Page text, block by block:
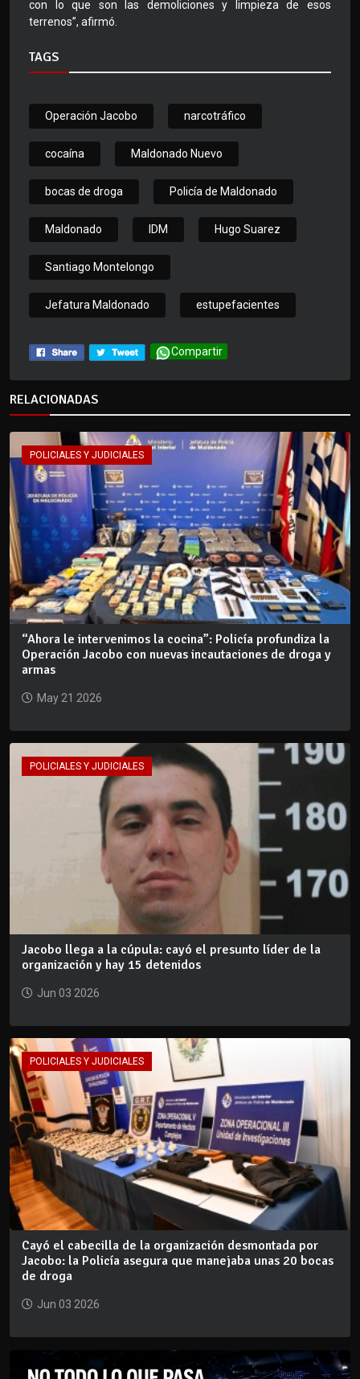
con lo que son las demoliciones y limpieza de esos
terrenos”, afirmó.
TAGS
Operación Jacobo narcotráfico
cocaína Maldonado Nuevo
bocas de droga Policía de Maldonado
Maldonado IDM Hugo Suarez
Santiago Montelongo
Jefatura Maldonado estupefacientes
Compartir
RELACIONADAS
POLICIALES Y JUDICIALES
“Ahora le intervenimos la cocina”: Policía profundiza la
Operación Jacobo con nuevas incautaciones de droga y
armas
May 21 2026
POLICIALES Y JUDICIALES
Jacobo llega a la cúpula: cayó el presunto líder de la
organización y hay 15 detenidos
Jun 03 2026
POLICIALES Y JUDICIALES
Cayó el cabecilla de la organización desmontada por
Jacobo: la Policía asegura que manejaba unas 20 bocas
de droga
Jun 03 2026